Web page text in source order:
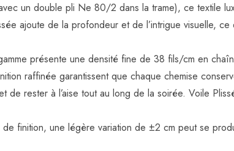
un double pli Ne 80/2 dans la trame), ce textile
ajoute de la profondeur et de l’intrigue visuelle,
présente une densité fine de 38 fils/cm en
raffinée garantissent que chaque chemise
rester à l’aise tout au long de la soirée. Voile
finition, une légère variation de ±2 cm peut se